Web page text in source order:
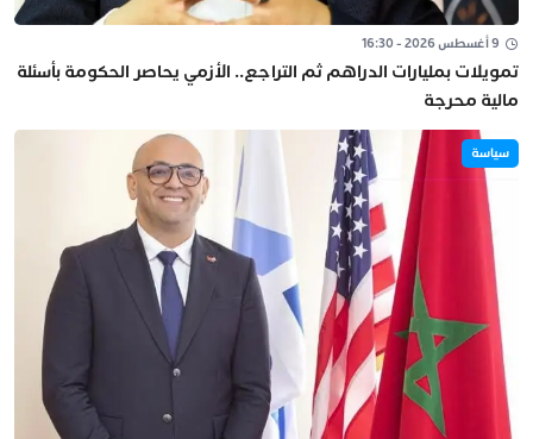
9 أغسطس 2026 - 16:30
تمويلات بمليارات الدراهم ثم التراجع.. الأزمي يحاصر الحكومة بأسئلة
مالية محرجة
سياسة